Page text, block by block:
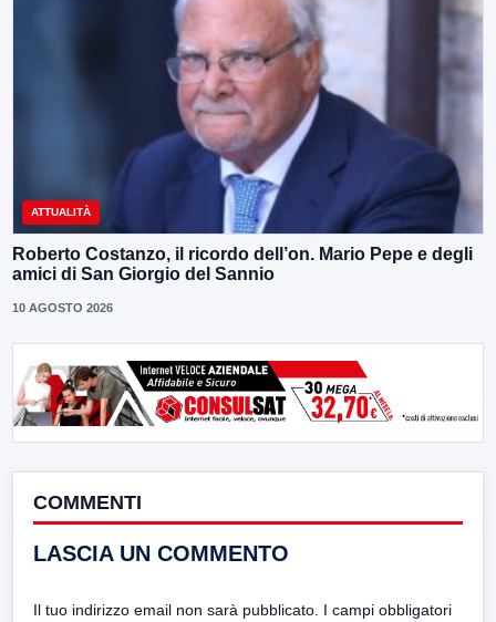
ATTUALITÀ
Roberto Costanzo, il ricordo dell’on. Mario Pepe e degli
amici di San Giorgio del Sannio
10 AGOSTO 2026
COMMENTI
LASCIA UN COMMENTO
Il tuo indirizzo email non sarà pubblicato. I campi obbligatori